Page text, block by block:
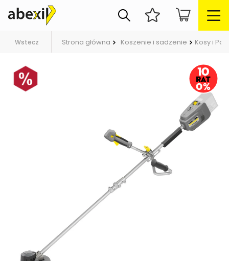
Wstecz Strona główna Koszenie i sadzenie Kosy i